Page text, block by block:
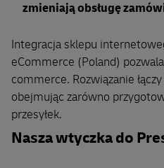
zmieniają obsługę
Integracja sklepu
eCommerce (Poland)
commerce. Rozwiązanie
obejmując zarówno
przesyłek.
Nasza wtyczka do